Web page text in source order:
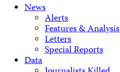
News
Alerts
Features & Analysis
Letters
Special Reports
Data